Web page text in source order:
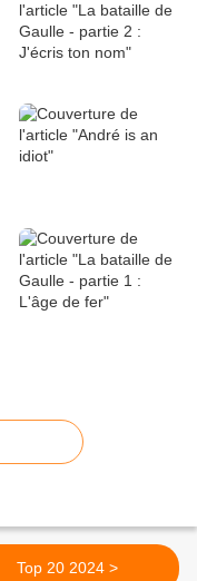
Top 20 2024 >